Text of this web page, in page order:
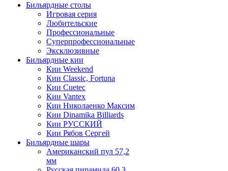
Бильярдные столы
Игровая серия
Любительские
Профессиональные
Суперпрофессиональные
Эксклюзивные
Бильярдные кии
Кии Weekend
Кии Classic, Fortuna
Кии Cuetec
Кии Vantex
Кии Николаенко Максим
Кии Dinamika Billiards
Кии РУССКИЙ
Кии Рябов Сергей
Бильярдные шары
Американский пул 57,2
мм